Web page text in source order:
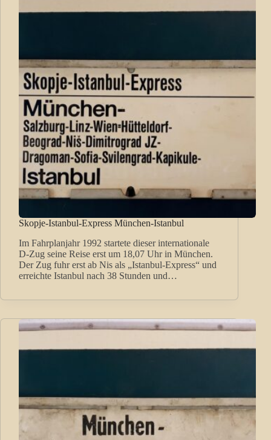
Skopje-Istanbul-Express München-Istanbul
Im Fahrplanjahr 1992 startete dieser internationale
D-Zug seine Reise erst um 18,07 Uhr in München.
Der Zug fuhr erst ab Nis als „Istanbul-Express“ und
erreichte Istanbul nach 38 Stunden und…